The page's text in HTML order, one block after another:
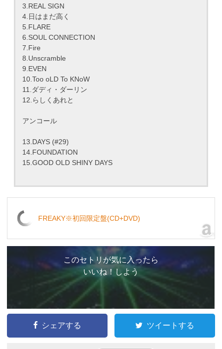
3.REAL SIGN
4.日はまだ高く
5.FLARE
6.SOUL CONNECTION
7.Fire
8.Unscramble
9.EVEN
10.Too oLD To KNoW
11.ダディ・ダーリン
12.らしくあれと
アンコール
13.DAYS (#29)
14.FOUNDATION
15.GOOD OLD SHINY DAYS
FREAKY※初回限定盤(CD+DVD)
このセトリが気に入ったら
いいね！しよう
シェアする ツイートする